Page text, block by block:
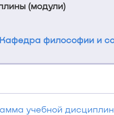
(модули)
Кафедра философии и
учебной